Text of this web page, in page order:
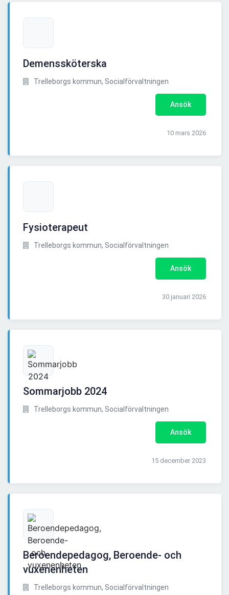
Demenssköterska
Trelleborgs kommun, Socialförvaltningen
Ansök
10 mars 2026
Fysioterapeut
Trelleborgs kommun, Socialförvaltningen
Ansök
30 januari 2026
Sommarjobb 2024
Trelleborgs kommun, Socialförvaltningen
Ansök
15 december 2023
Beroendepedagog, Beroende- och
vuxenenheten
Trelleborgs kommun, Socialförvaltningen